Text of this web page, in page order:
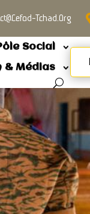
Tchad.org
Social
& Médias